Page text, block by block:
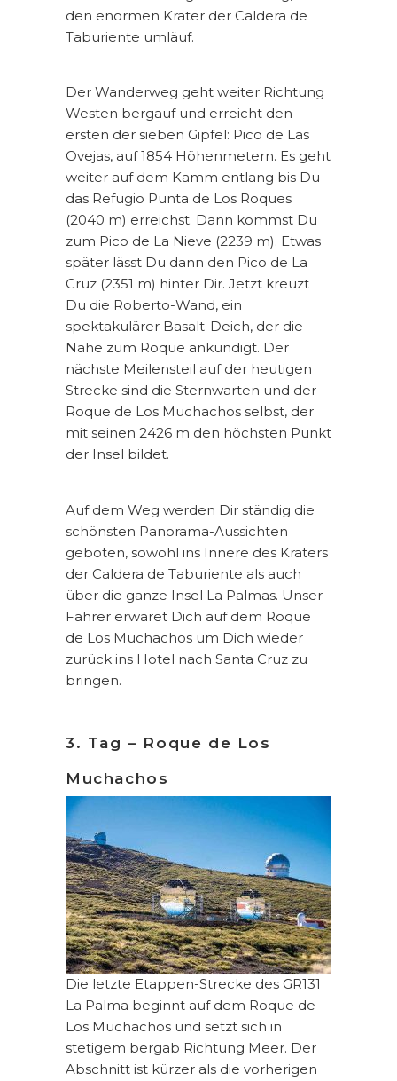
den enormen Krater der Caldera de
Taburiente umläuf.
Der Wanderweg geht weiter Richtung
Westen bergauf und erreicht den
ersten der sieben Gipfel: Pico de Las
Ovejas, auf 1854 Höhenmetern. Es geht
weiter auf dem Kamm entlang bis Du
das Refugio Punta de Los Roques
(2040 m) erreichst. Dann kommst Du
zum Pico de La Nieve (2239 m). Etwas
später lässt Du dann den Pico de La
Cruz (2351 m) hinter Dir. Jetzt kreuzt
Du die Roberto-Wand, ein
spektakulärer Basalt-Deich, der die
Nähe zum Roque ankündigt. Der
nächste Meilensteil auf der heutigen
Strecke sind die Sternwarten und der
Roque de Los Muchachos selbst, der
mit seinen 2426 m den höchsten Punkt
der Insel bildet.
Auf dem Weg werden Dir ständig die
schönsten Panorama-Aussichten
geboten, sowohl ins Innere des Kraters
der Caldera de Taburiente als auch
über die ganze Insel La Palmas. Unser
Fahrer erwaret Dich auf dem Roque
de Los Muchachos um Dich wieder
zurück ins Hotel nach Santa Cruz zu
bringen.
3. Tag – Roque de Los
Muchachos
Die letzte Etappen-Strecke des GR131
La Palma beginnt auf dem Roque de
Los Muchachos und setzt sich in
stetigem bergab Richtung Meer. Der
Abschnitt ist kürzer als die vorherigen